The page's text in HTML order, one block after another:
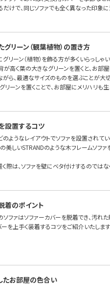
けで、同じソファでも全く異なった印象
グリーン（観葉植物）の置き方
リーン（植物）を飾る方が多くいらっしゃい
高く葉の大きなグリーンを置くと、お部
ら、最適なサイズのものを選ぶことが大切
ーンを置くことで、お部屋にメリハリも
設置するコツ
ようなレイアウトでソファを設置されてい
美しいSTRANDのような木フレームソフ
際は、ソファを壁にベタ付けするのでは
着のポイント
ファはソファーカバーを脱着でき、汚れ
ーを上手く装着するコツをご紹介いたしま
たお部屋の色合い